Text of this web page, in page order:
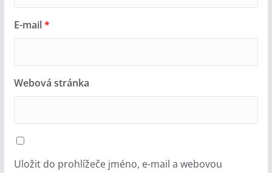
E-mail*
Webová stránka
Uložit do prohlížeče jméno, e-mail a webovou